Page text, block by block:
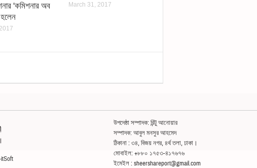
‘কমিশনার অব
হলেন
March 31, 2017
উপদেষ্ঠা সম্পাদক: রিন্টু আনোয়ার
সম্পাদক: আবুল মনসুর আহমেদ
ঠিকানা : ৩৪, বিজয় নগর, ৪র্থ তলা, ঢাকা।
মোবাইল: +৮৮০ ১৭৫৩-৪১৭৬৭৬
ইমেইল : sheershareport@gmail.com